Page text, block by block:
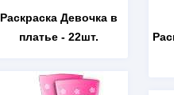
Раскраска Девочка в
платье- 22шт.